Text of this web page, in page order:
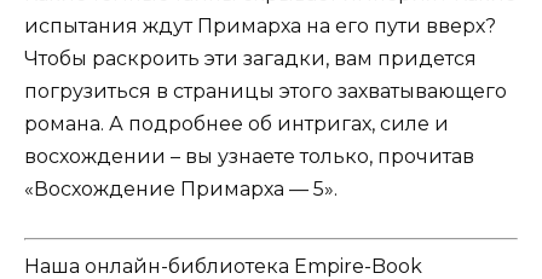
испытания ждут Примарха на его пути вверх?
Чтобы раскроить эти загадки, вам придется
погрузиться в страницы этого захватывающего
романа. А подробнее об интригах, силе и
восхождении – вы узнаете только, прочитав
«Восхождение Примарха — 5».
Наша онлайн-библиотека Empire-Book